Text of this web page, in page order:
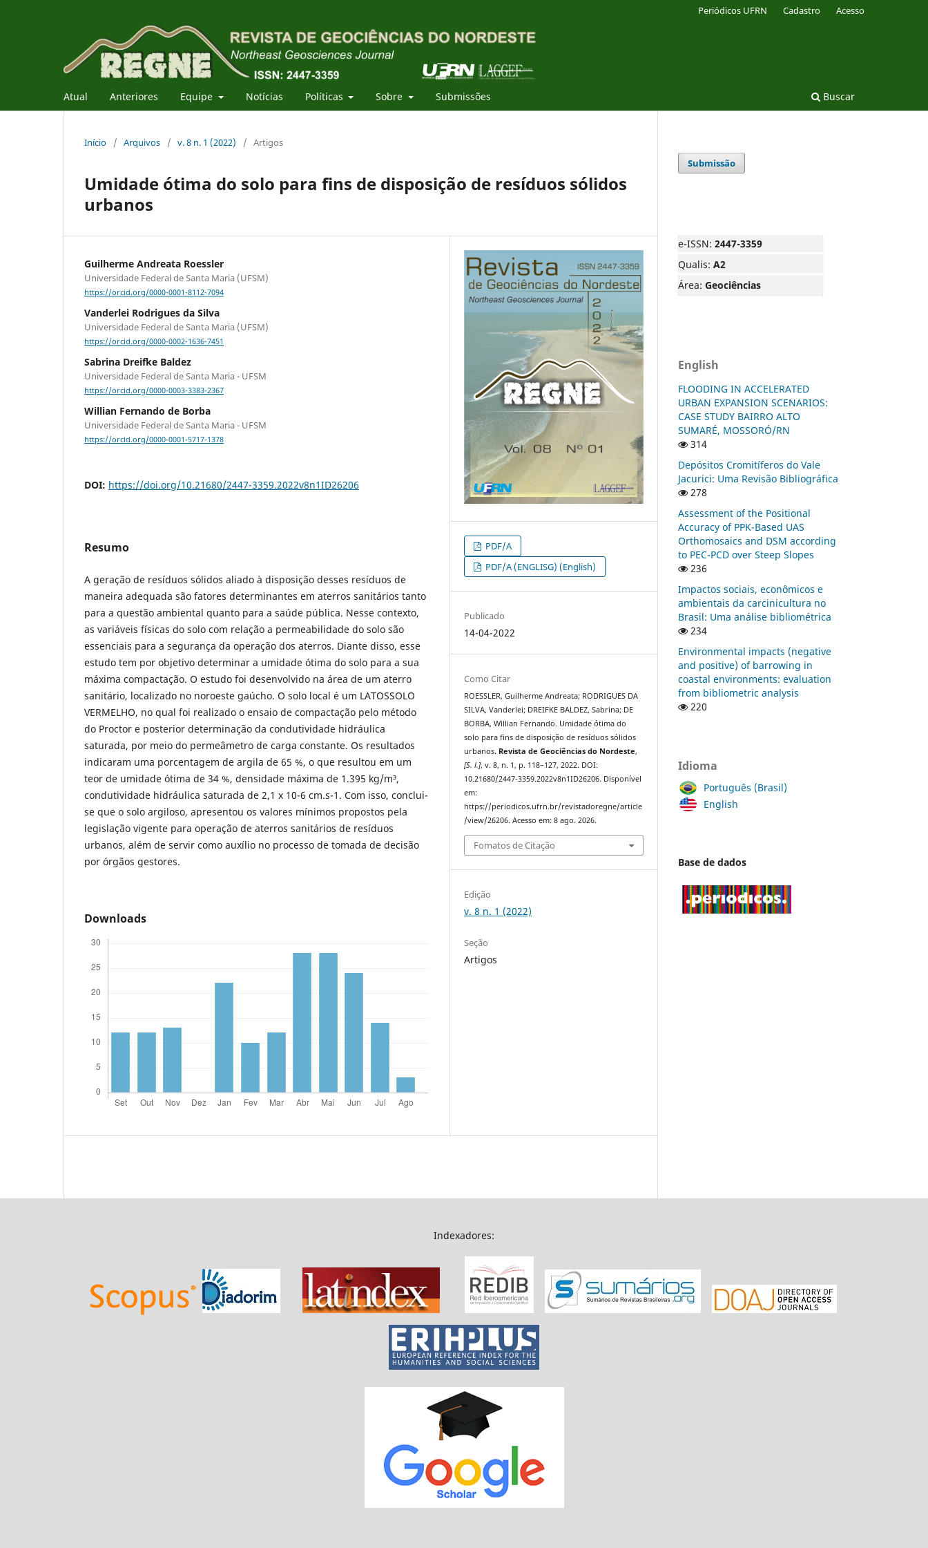
Atual Anteriores Equipe Notícias Políticas Sobre Submissões Buscar
Periódicos UFRN Cadastro Acesso
Início / Arquivos / v. 8 n. 1 (2022) / Artigos
Umidade ótima do solo para fins de disposição de resíduos sólidos
urbanos
Guilherme Andreata Roessler
Universidade Federal de Santa Maria (UFSM)
https://orcid.org/0000-0001-8112-7094
Vanderlei Rodrigues da Silva
Universidade Federal de Santa Maria (UFSM)
https://orcid.org/0000-0002-1636-7451
Sabrina Dreifke Baldez
Universidade Federal de Santa Maria - UFSM
https://orcid.org/0000-0003-3383-2367
Willian Fernando de Borba
Universidade Federal de Santa Maria - UFSM
https://orcid.org/0000-0001-5717-1378
DOI: https://doi.org/10.21680/2447-3359.2022v8n1ID26206
Resumo
A geração de resíduos sólidos aliado à disposição desses resíduos de
maneira adequada são fatores determinantes em aterros sanitários tanto
para a questão ambiental quanto para a saúde pública. Nesse contexto,
as variáveis físicas do solo com relação a permeabilidade do solo são
essenciais para a segurança da operação dos aterros. Diante disso, esse
estudo tem por objetivo determinar a umidade ótima do solo para a sua
máxima compactação. O estudo foi desenvolvido na área de um aterro
sanitário, localizado no noroeste gaúcho. O solo local é um LATOSSOLO
VERMELHO, no qual foi realizado o ensaio de compactação pelo método
do Proctor e posterior determinação da condutividade hidráulica
saturada, por meio do permeâmetro de carga constante. Os resultados
indicaram uma porcentagem de argila de 65 %, o que resultou em um
teor de umidade ótima de 34 %, densidade máxima de 1.395 kg/m³,
condutividade hidráulica saturada de 2,1 x 10-6 cm.s-1. Com isso, conclui-
se que o solo argiloso, apresentou os valores mínimos propostos pela
legislação vigente para operação de aterros sanitários de resíduos
urbanos, além de servir como auxílio no processo de tomada de decisão
por órgãos gestores.
Downloads
PDF/A
PDF/A (ENGLISG) (English)
Publicado
14-04-2022
Como Citar
ROESSLER, Guilherme Andreata; RODRIGUES DA
SILVA, Vanderlei; DREIFKE BALDEZ, Sabrina; DE
BORBA, Willian Fernando. Umidade ótima do
solo para fins de disposição de resíduos sólidos
urbanos. Revista de Geociências do Nordeste,
[S. l.], v. 8, n. 1, p. 118–127, 2022. DOI:
10.21680/2447-3359.2022v8n1ID26206. Disponível
em:
https://periodicos.ufrn.br/revistadoregne/article
/view/26206. Acesso em: 8 ago. 2026.
Fomatos de Citação
Edição
v. 8 n. 1 (2022)
Seção
Artigos
Submissão
e-ISSN: 2447-3359
Qualis: A2
Área: Geociências
English
FLOODING IN ACCELERATED
URBAN EXPANSION SCENARIOS:
CASE STUDY BAIRRO ALTO
SUMARÉ, MOSSORÓ/RN
314
Depósitos Cromitíferos do Vale
Jacurici: Uma Revisão Bibliográfica
278
Assessment of the Positional
Accuracy of PPK-Based UAS
Orthomosaics and DSM according
to PEC-PCD over Steep Slopes
236
Impactos sociais, econômicos e
ambientais da carcinicultura no
Brasil: Uma análise bibliométrica
234
Environmental impacts (negative
and positive) of barrowing in
coastal environments: evaluation
from bibliometric analysis
220
Idioma
Português (Brasil)
English
Base de dados
Indexadores: